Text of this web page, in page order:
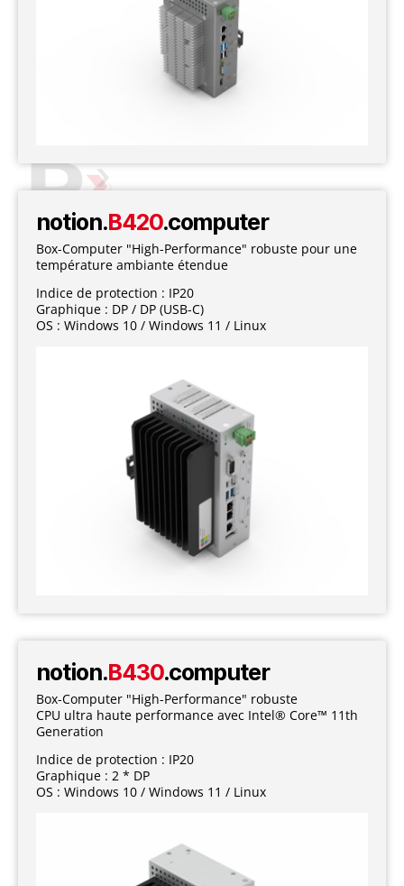
notion.B420.computer
Box-Computer "High-Performance" robuste pour une
température ambiante étendue
Indice de protection : IP20
Graphique : DP / DP (USB-C)
OS : Windows 10 / Windows 11 / Linux
notion.B430.computer
Box-Computer "High-Performance" robuste
CPU ultra haute performance avec Intel® Core™ 11th
Generation
Indice de protection : IP20
Graphique : 2 * DP
OS : Windows 10 / Windows 11 / Linux